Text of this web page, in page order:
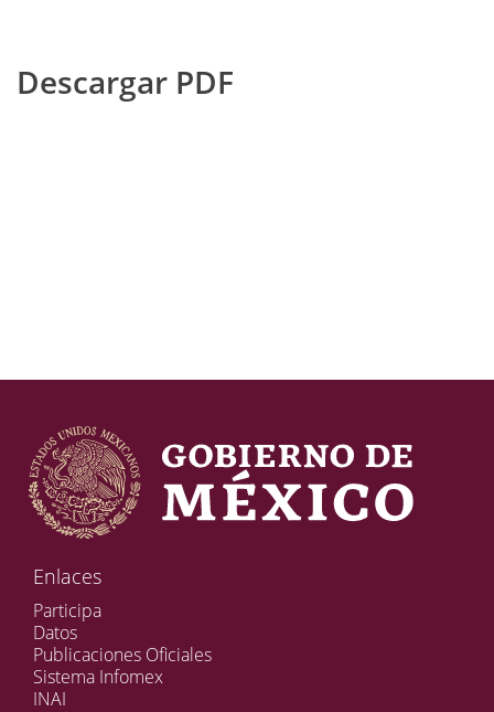
Descargar PDF
Enlaces
Participa
Datos
Publicaciones Oficiales
Sistema Infomex
INAI